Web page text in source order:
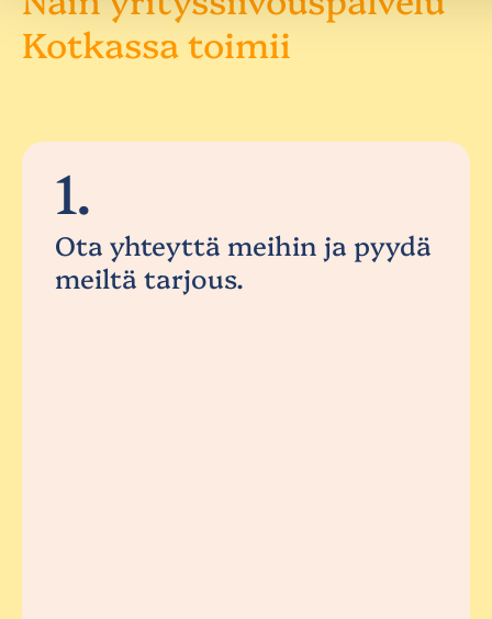
Kotkassa toimii
1.
Ota yhteyttä meihin ja pyydä
meiltä tarjous.